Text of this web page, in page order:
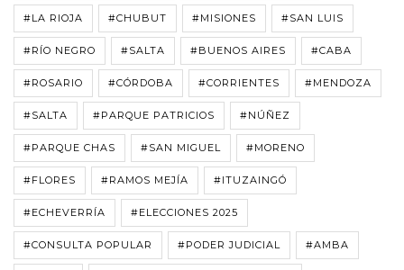
#LA RIOJA #CHUBUT #MISIONES #SAN LUIS
#RÍO NEGRO #SALTA #BUENOS AIRES #CABA
#ROSARIO #CÓRDOBA #CORRIENTES #MENDOZA
#SALTA #PARQUE PATRICIOS #NÚÑEZ
#PARQUE CHAS #SAN MIGUEL #MORENO
#FLORES #RAMOS MEJÍA #ITUZAINGÓ
#ECHEVERRÍA #ELECCIONES 2025
#CONSULTA POPULAR #PODER JUDICIAL #AMBA